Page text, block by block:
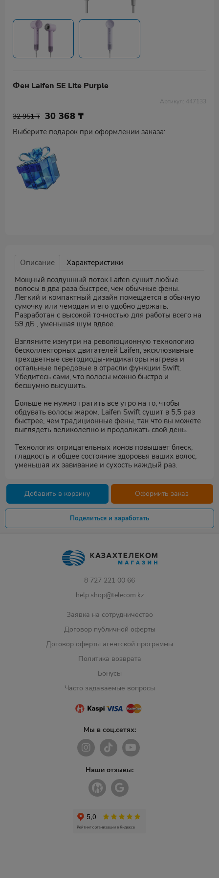
Фен Laifen SE Lite Purple
Артикул: 447133
32 951 ₸ 30 368 ₸
Выберите подарок при оформлении заказа:
Описание
Характеристики
Мощный воздушный поток Laifen сушит любые
волосы в два раза быстрее, чем обычные фены.
Легкий и компактный дизайн помещается в обычную
сумочку или чемодан и его удобно держать.
Разработан с высокой точностью для работы всего на
59 дБ , уменьшая шум вдвое.
Взгляните изнутри на революционную технологию
бесколлекторных двигателей Laifen, эксклюзивные
трехцветные светодиоды-индикаторы нагрева и
остальные передовые в отрасли функции Swift.
Убедитесь сами, что волосы можно быстро и
бесшумно высушить.
Больше не нужно тратить все утро на то, чтобы
обдувать волосы жаром. Laifen Swift сушит в 5,5 раз
быстрее, чем традиционные фены, так что вы можете
выглядеть великолепно и продолжать свой день.
Технология отрицательных ионов повышает блеск,
гладкость и общее состояние здоровья ваших волос,
уменьшая их завивание и сухость каждый раз.
Добавить в корзину Оформить заказ
Поделиться и заработать
8 727 221 00 66
help.shop@telecom.kz
Заявка на сотрудничество
Договор публичной оферты
Договор оферты агентской программы
Политика возврата
Бонусы
Часто задаваемые вопросы
Мы в соц.сетях:
Наши отзывы: